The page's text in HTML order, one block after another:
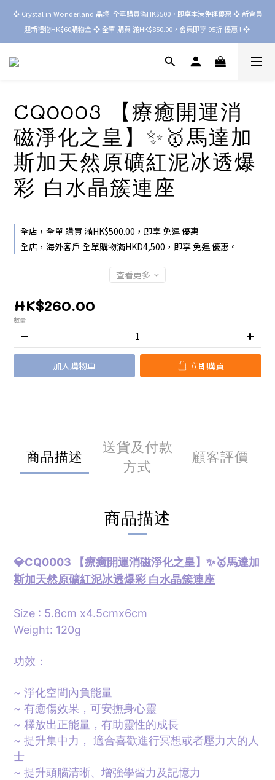
❖ Crystal in Wonderland 晶境  全單購買滿HK$500，即享本港免運優惠 ❖ 新會員
迎新禮物HK$60購物金 ❖ 全單 購買 滿HK$850.00，會員即享 95折 優惠 ! ❖
CQ0003 【療癒開運消
磁淨化之皇】✨🥇馬達加
斯加天然原礦紅泥冰透爆
彩 白水晶簇連座
全店，全單 購買 滿HK$500.00，即享 免運 優惠
全店，海外客戶 全單購物滿HKD4,500，即享 免運 優惠。
查看更多
HK$260.00
數量
加入購物車 立即購買
商品描述
送貨及付款
方式
顧客評價
商品描述
💎CQ0003 【療癒開運消磁淨化之皇】✨🥇馬達加
斯加天然原礦紅泥冰透爆彩 白水晶簇連座
Size : 5.8cm x4.5cmx6cm
Weight: 120g
功效：
~ 淨化空間內負能量
~ 有癒傷效果，可安撫身心靈
~ 釋放出正能量，有助靈性的成長
~ 提升集中力， 適合喜歡進行冥想或者壓力大的人
士
~ 提升頭腦清晰、增強學習力及記憶力